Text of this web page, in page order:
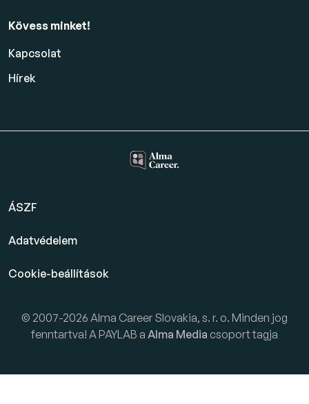
Kövess minket!
Kapcsolat
Hírek
ÁSZF
Adatvédelem
Cookie-beállítások
© 2007-2026 Alma Career Slovakia, s. r. o. Minden jog
fenntartva! A PAYLAB a Alma Media csoport tagja